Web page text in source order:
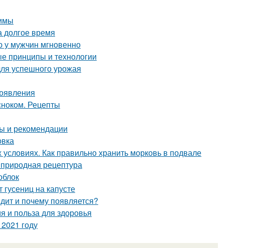
время
у мужчин мгновенно
принципы и технологии
успешного урожая
Рецепты
и рекомендации
Как правильно хранить морковь в подвале
рецептура
на капусте
и почему появляется?
и польза для здоровья
году